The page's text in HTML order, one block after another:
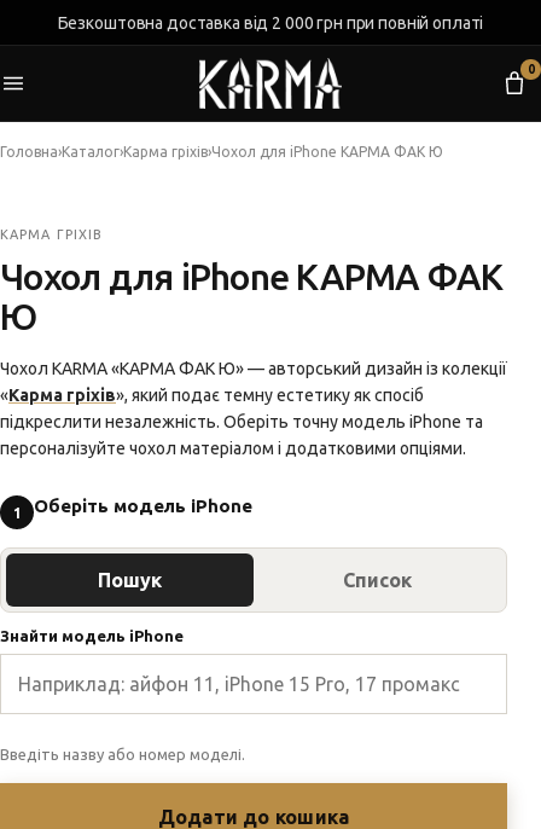
Безкоштовна доставка від 2 000 грн при повній оплаті
0
Головна›Каталог›Карма гріхів›Чохол для iPhone КАРМА ФАК Ю
КАРМА ГРІХІВ
Чохол для iPhone КАРМА ФАК
Ю
Чохол KARMA «КАРМА ФАК Ю» — авторський дизайн із колекції
«Карма гріхів», який подає темну естетику як спосіб
підкреслити незалежність. Оберіть точну модель iPhone та
персоналізуйте чохол матеріалом і додатковими опціями.
1 Оберіть модель iPhone
Пошук Список
Знайти модель iPhone
Введіть назву або номер моделі.
Додати до кошика